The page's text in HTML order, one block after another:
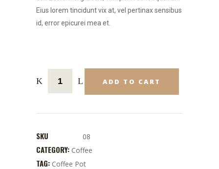
Eius lorem tincidunt vix at, vel pertinax sensibus
id, error epicurei mea et.
ADD TO CART
SKU 08
CATEGORY: Coffee
TAG: Coffee Pot